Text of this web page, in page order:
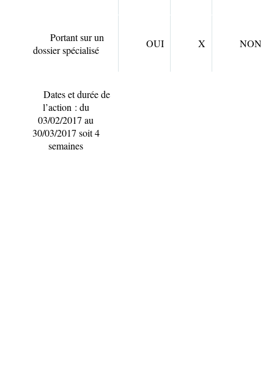
Portant sur un
dossier spécialisé
OUI X NON
Dates et durée de
l’action : du
03/02/2017 au
30/03/2017 soit 4
semaines